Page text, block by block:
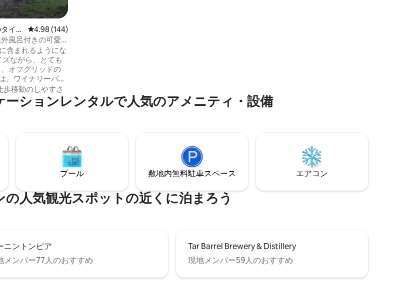
均評価
イニ
レビュー144件、5つ星中4.98つ星の平均評価
4.98 (144)
風呂付きの可愛
含まれるようにな
ながら、とても
オフグリッドの
、ワイナリーバレ
ニークな個性的
特別なものにし
地元の珍しい逸
きレストランま
や自然豊かな海
いです。
歩移動のしやすさ
ションレンタルで人気のアメニティ・設備
プール 敷地内無料駐⁠車ス⁠ペ⁠ー⁠ス エアコン
の人気観光スポットの近くに泊まろう
ニントンピア
メンバー77人のおすすめ
Tar Barrel Brewery & Distillery
現地メンバー59人のおすすめ